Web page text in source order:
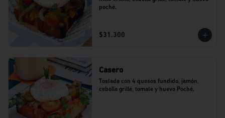
poché.
$31.300
Casero
Tostada con 4 quesos fundido, jamón,
cebolla grillé, tomate y huevo Poché.